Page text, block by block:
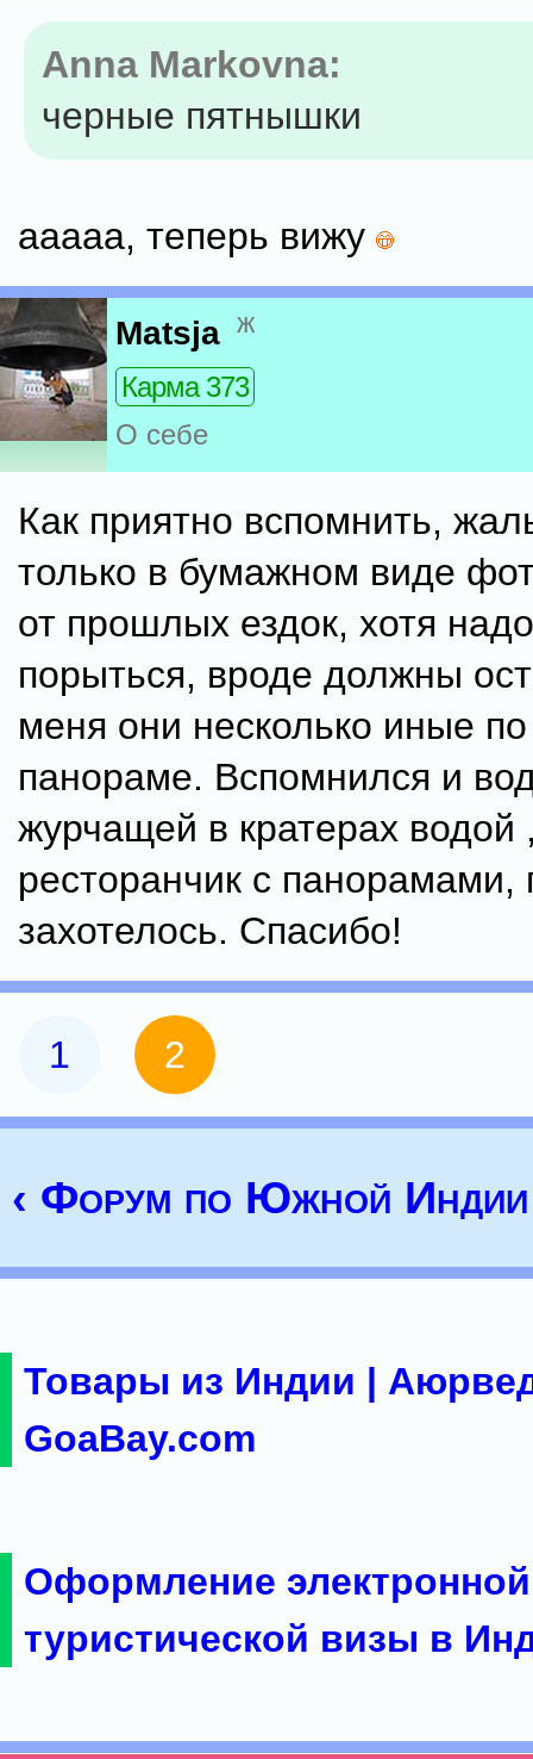
Anna Markovna:
черные пятнышки
ааааа, теперь вижу
Matsja ж
Карма 373
О себе
Как приятно вспомнить,
только в бумажном виде
от прошлых ездок, хотя
порыться, вроде должны
меня они несколько иные
панораме. Вспомнился и
журчащей в кратерах водой
ресторанчик с панорамами,
захотелось. Спасибо!
1 2
‹ Форум по Южной
Товары из Индии |
GoaBay.com
Оформление электронной
туристической визы в